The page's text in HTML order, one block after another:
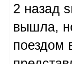
2 назад
вышла,
поездом